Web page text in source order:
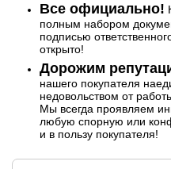
Все официально!
полным набором
подписью
открыто!
Дорожим
нашего покупателя
недовольством от
Мы всегда проявляем
любую спорную или
и в пользу покупателя!